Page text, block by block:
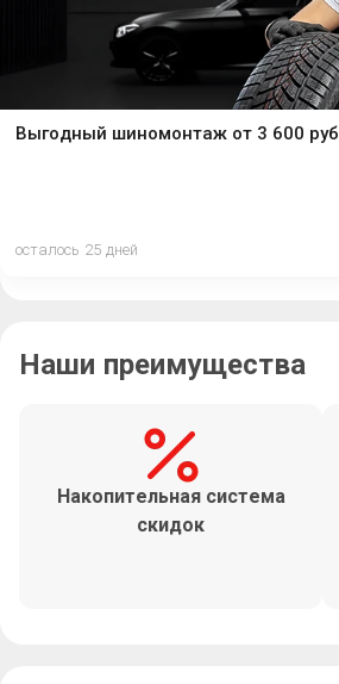
Выгодный шиномонтаж от 3 600 руб
осталось 25 дней
Наши преимущества
Накопительная система
скидок